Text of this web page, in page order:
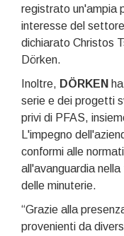
registrato un'ampia
interesse del
dichiarato Christos
Dörken.
Inoltre, DÖRKEN
serie e dei progetti
privi di PFAS,
L'impegno
conformi alle
all'avanguardia
delle minuterie.
“Grazie alla
provenienti da